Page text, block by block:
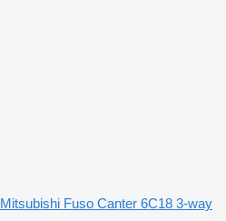
Mitsubishi Fuso Canter 6C18 3-way